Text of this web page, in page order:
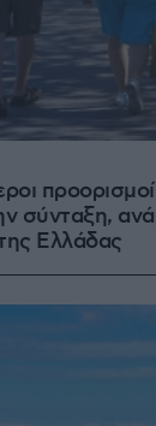
σύνταξη,
Ελλάδας